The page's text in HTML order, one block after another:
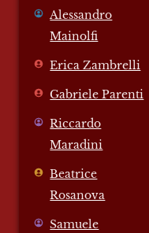
Alessandro
Mainolfi
Erica Zambrelli
Gabriele Parenti
Riccardo
Maradini
Beatrice
Rosanova
Samuele